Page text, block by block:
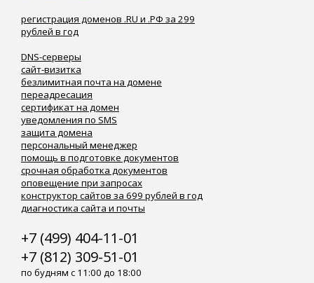
регистрация доменов .RU и .РФ за 299
рублей в год
DNS-серверы
сайт-визитка
безлимитная почта на домене
переадресация
сертификат на домен
уведомления по SMS
защита домена
персональный менеджер
помощь в подготовке документов
срочная обработка документов
оповещение при запросах
конструктор сайтов за 699 рублей в год
диагностика сайта и почты
+7 (499) 404-11-01
+7 (812) 309-51-01
по будням с 11:00 до 18:00